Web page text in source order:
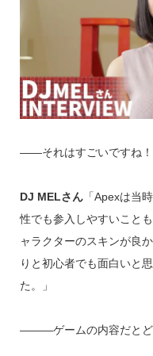
――それはすごいですね！
DJ MELさん「Apexは当
性でも参入しやすいこと
ャラクターのスキンが良
りと初心者でも面白いと
た。」
―――ゲームの内容だとど